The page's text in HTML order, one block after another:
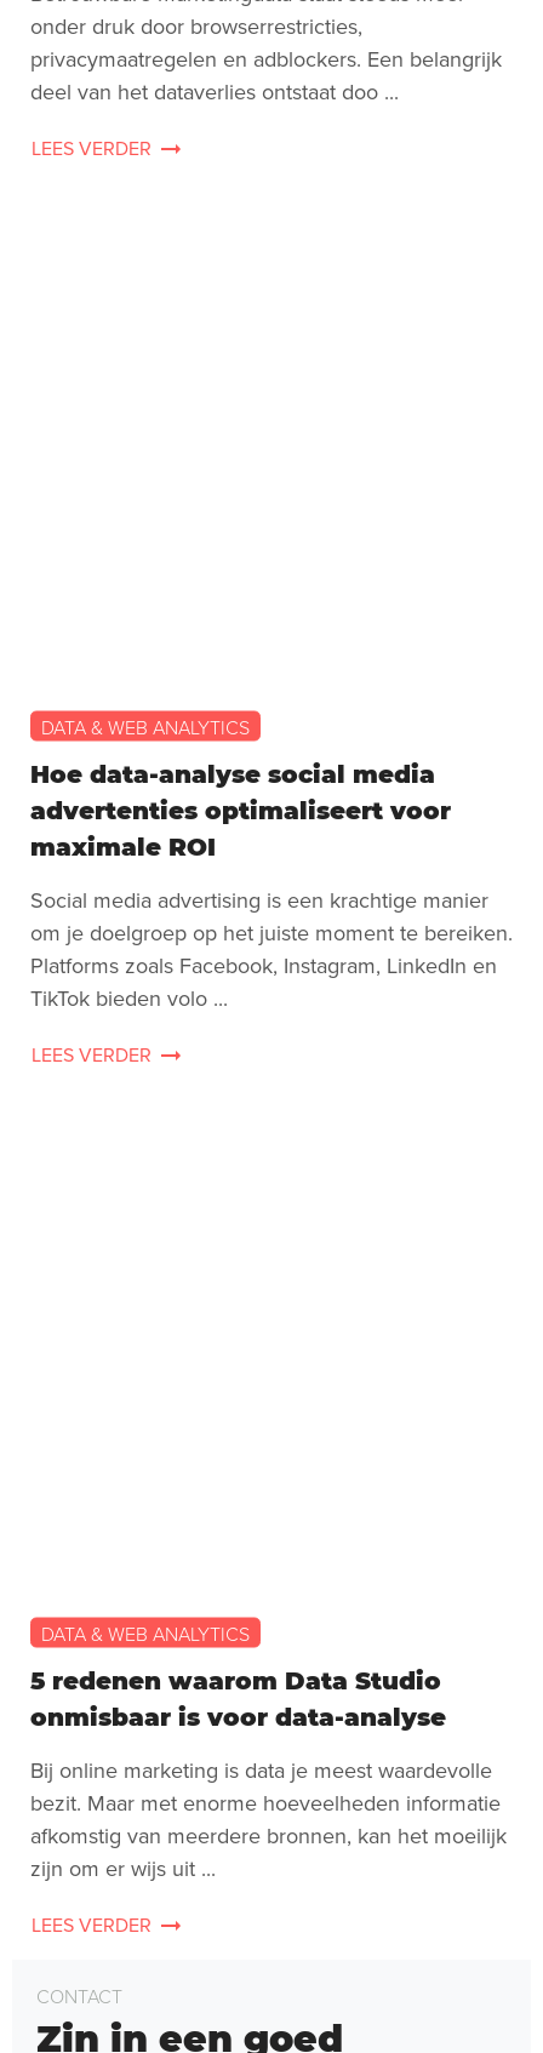
onder druk door browserrestricties,
privacymaatregelen en adblockers. Een belangrijk
deel van het dataverlies ontstaat doo ...
LEES VERDER
DATA & WEB ANALYTICS
Hoe data-analyse social media
advertenties optimaliseert voor
maximale ROI
Social media advertising is een krachtige manier
om je doelgroep op het juiste moment te bereiken.
Platforms zoals Facebook, Instagram, LinkedIn en
TikTok bieden volo ...
LEES VERDER
DATA & WEB ANALYTICS
5 redenen waarom Data Studio
onmisbaar is voor data-analyse
Bij online marketing is data je meest waardevolle
bezit. Maar met enorme hoeveelheden informatie
afkomstig van meerdere bronnen, kan het moeilijk
zijn om er wijs uit ...
LEES VERDER
CONTACT
Zin in een goed